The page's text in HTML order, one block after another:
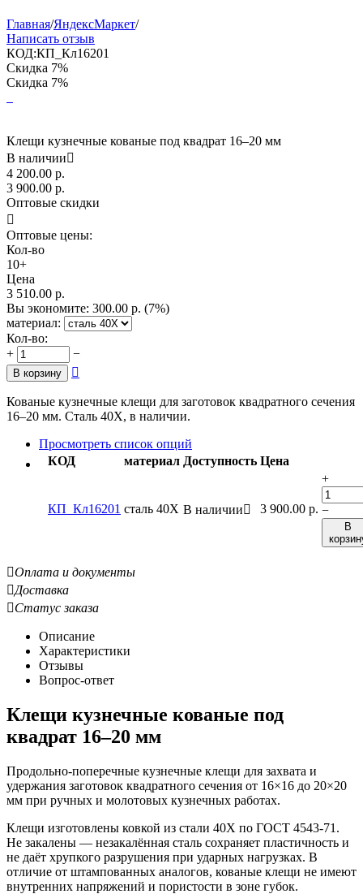
Главная/ЯндексМаркет/
Написать отзыв
КОД:КП_Кл16201
Скидка 7%
Скидка 7%
Клещи кузнечные кованые под квадрат 16–20 мм
В наличии
4 200.00 р.
3 900.00 р.
Оптовые скидки

Оптовые цены:
Кол-во
10+
Цена
3 510.00 р.
Вы экономите: 300.00 р. (7%)
материал:
Кол-во:
+
−
В корзину 
Кованые кузнечные клещи для заготовок квадратного сечения
16–20 мм. Сталь 40Х, в наличии.
Просмотреть список опций
КОД
материал Доступность Цена
КП_Кл16201 сталь 40Х В наличии 3 900.00 р.
+
−
В
Оплата и документы
Доставка
Статус заказа
Описание
Характеристики
Отзывы
Вопрос-ответ
Клещи кузнечные кованые под
квадрат 16–20 мм
Продольно-поперечные кузнечные клещи для захвата и
удержания заготовок квадратного сечения от 16×16 до 20×20
мм при ручных и молотовых кузнечных работах.
Клещи изготовлены ковкой из стали 40Х по ГОСТ 4543-71.
Не закалены — незакалённая сталь сохраняет пластичность и
не даёт хрупкого разрушения при ударных нагрузках. В
отличие от штампованных аналогов, кованые клещи не имеют
внутренних напряжений и пористости в зоне губок.